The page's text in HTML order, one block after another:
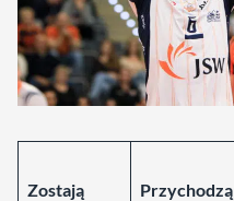
Zostają Przychodzą